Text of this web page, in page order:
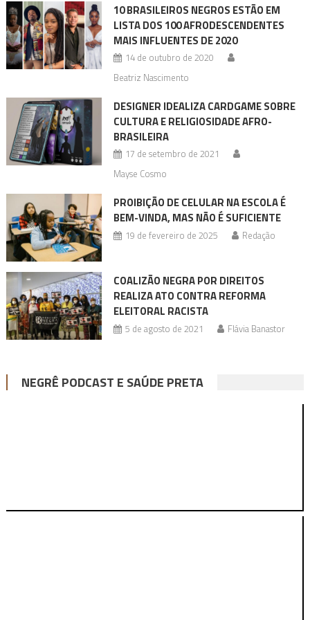
10 BRASILEIROS NEGROS ESTÃO EM
LISTA DOS 100 AFRODESCENDENTES
MAIS INFLUENTES DE 2020
14 de outubro de 2020
Beatriz Nascimento
DESIGNER IDEALIZA CARDGAME SOBRE
CULTURA E RELIGIOSIDADE AFRO-
BRASILEIRA
17 de setembro de 2021
Mayse Cosmo
PROIBIÇÃO DE CELULAR NA ESCOLA É
BEM-VINDA, MAS NÃO É SUFICIENTE
19 de fevereiro de 2025 Redação
COALIZÃO NEGRA POR DIREITOS
REALIZA ATO CONTRA REFORMA
ELEITORAL RACISTA
5 de agosto de 2021 Flávia Banastor
NEGRÊ PODCAST E SAÚDE PRETA